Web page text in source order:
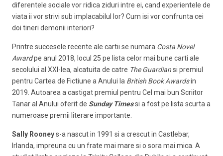
diferentele sociale vor ridica ziduri intre ei, cand experientele de
viata ii vor strivi sub implacabilul lor? Cum isi vor confrunta cei
doi tineri demonii interiori?
Printre succesele recente ale cartii se numara Costa Novel
Awardpe anul 2018, locul 25 pe lista celor mai bune carti ale
secolului al XXI-lea, alcatuita de catre The Guardiansi premiul
pentru Cartea de Fictiune a Anului la British Book Awardsin
2019. Autoarea a castigat premiul pentru Cel mai bun Scriitor
Tanar al Anului oferit de Sunday Timessi a fost pe lista scurta a
numeroase premii literare importante.
Sally Rooneys-a nascut in 1991 si a crescut in Castlebar,
Irlanda, impreuna cu un frate mai mare si o sora mai mica. A